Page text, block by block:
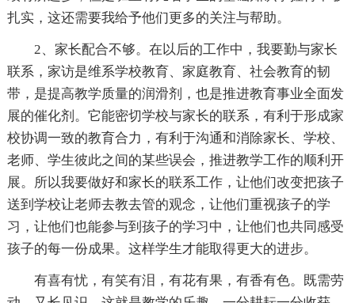
扎实，这还需要我给予他们更多的关注与帮助。
2、家长配合不够。在以后的工作中，我要勤与家长
联系，家访是维系学校教育、家庭教育、社会教育的韧
带，是提高教学质量的润滑剂，也是推进教育事业全面发
展的催化剂。它能密切学校与家长的联系，有利于形成家
校协调一致的教育合力，有利于沟通和消除家长、学校、
老师、学生彼此之间的某些误会，推进教学工作的顺利开
展。所以我要做好和家长的联系工作，让他们改变把孩子
送到学校让老师去教去管的观念，让他们重视孩子的学
习，让他们也能参与到孩子的学习中，让他们也共同感受
孩子的每一份成果。这样学生才能取得更大的进步。
有喜有忧，有笑有泪，有花有果，有香有色。既需劳